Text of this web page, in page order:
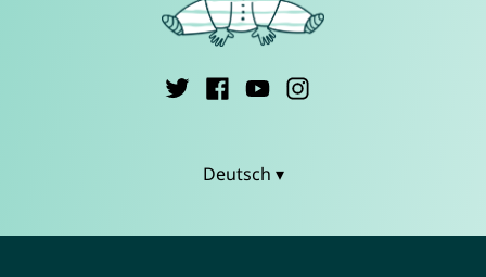
Deutsch ▾